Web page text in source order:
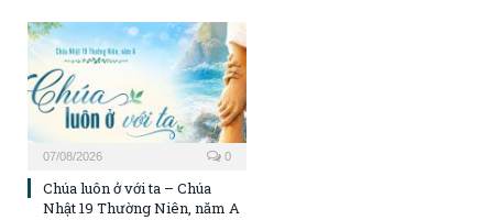
07/08/2026 0
Chúa luôn ở với ta – Chúa
Nhật 19 Thường Niên, năm A